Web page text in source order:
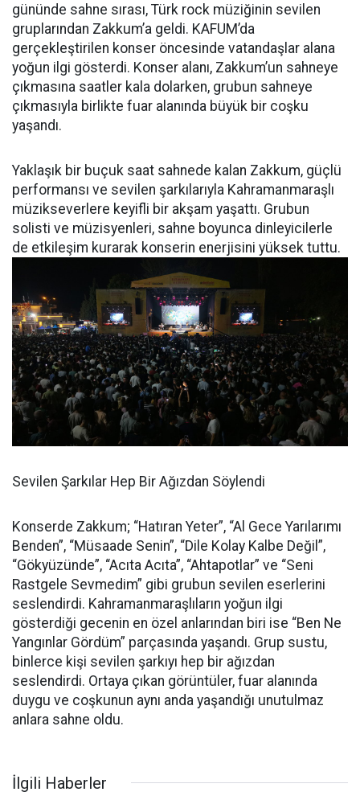
gününde sahne sırası, Türk rock müziğinin sevilen
gruplarından Zakkum’a geldi. KAFUM’da
gerçekleştirilen konser öncesinde vatandaşlar alana
yoğun ilgi gösterdi. Konser alanı, Zakkum’un sahneye
çıkmasına saatler kala dolarken, grubun sahneye
çıkmasıyla birlikte fuar alanında büyük bir coşku
yaşandı.
Yaklaşık bir buçuk saat sahnede kalan Zakkum, güçlü
performansı ve sevilen şarkılarıyla Kahramanmaraşlı
müzikseverlere keyifli bir akşam yaşattı. Grubun
solisti ve müzisyenleri, sahne boyunca dinleyicilerle
de etkileşim kurarak konserin enerjisini yüksek tuttu.
Sevilen Şarkılar Hep Bir Ağızdan Söylendi
Konserde Zakkum; “Hatıran Yeter”, “Al Gece Yarılarımı
Benden”, “Müsaade Senin”, “Dile Kolay Kalbe Değil”,
“Gökyüzünde”, “Acıta Acıta”, “Ahtapotlar” ve “Seni
Rastgele Sevmedim” gibi grubun sevilen eserlerini
seslendirdi. Kahramanmaraşlıların yoğun ilgi
gösterdiği gecenin en özel anlarından biri ise “Ben Ne
Yangınlar Gördüm” parçasında yaşandı. Grup sustu,
binlerce kişi sevilen şarkıyı hep bir ağızdan
seslendirdi. Ortaya çıkan görüntüler, fuar alanında
duygu ve coşkunun aynı anda yaşandığı unutulmaz
anlara sahne oldu.
İlgili Haberler